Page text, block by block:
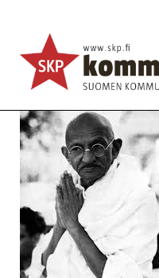
Vastarinnasta ja
Blogi
29.1.2014 - 12:32